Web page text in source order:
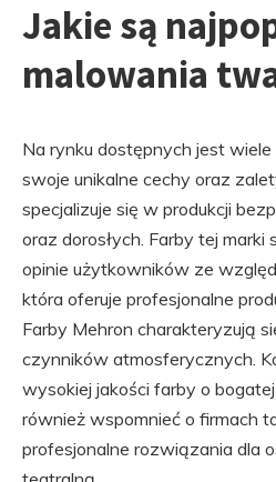
Jakie są
malowania
Na rynku dostępnych jest
swoje unikalne cechy oraz
specjalizuje się w produkcji
oraz dorosłych. Farby tej
opinie użytkowników ze
która oferuje profesjonalne
Farby Mehron charakteryzują
czynników atmosferycznych.
wysokiej jakości farby o
również wspomnieć o firmach
profesjonalne rozwiązania dla